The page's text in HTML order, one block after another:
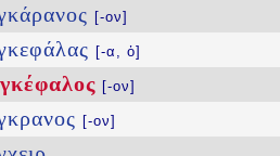
[-ον]
[-α, ὁ]
[-ον]
[-ον]